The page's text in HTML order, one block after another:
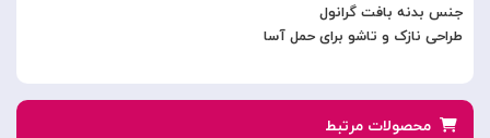
جنس بدنه بافت گرانول
طراحی نازک و تاشو برای حمل آسا
محصولات مرتبط